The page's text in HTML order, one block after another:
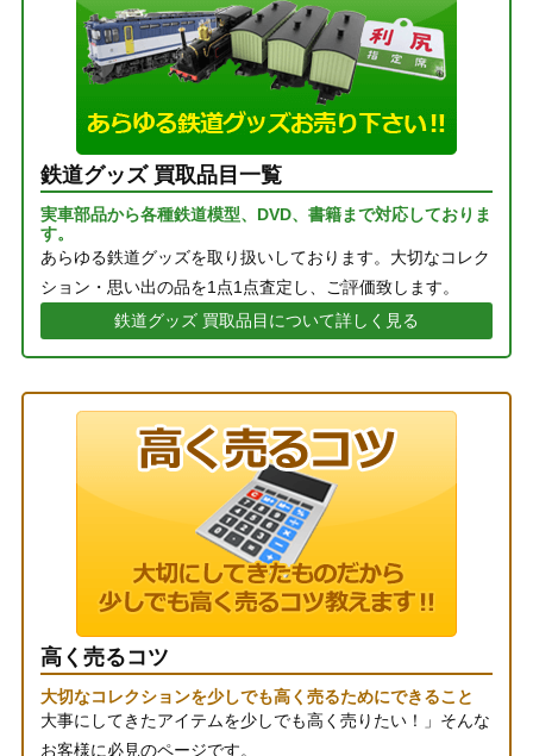
鉄道グッズ 買取品目一覧
実車部品から各種鉄道模型、DVD、書籍まで対応しておりま
す。
あらゆる鉄道グッズを取り扱いしております。大切なコレク
ション・思い出の品を1点1点査定し、ご評価致します。
鉄道グッズ 買取品目について詳しく見る
高く売るコツ
大切なコレクションを少しでも高く売るためにできること
大事にしてきたアイテムを少しでも高く売りたい！」そんな
お客様に必見のページです。